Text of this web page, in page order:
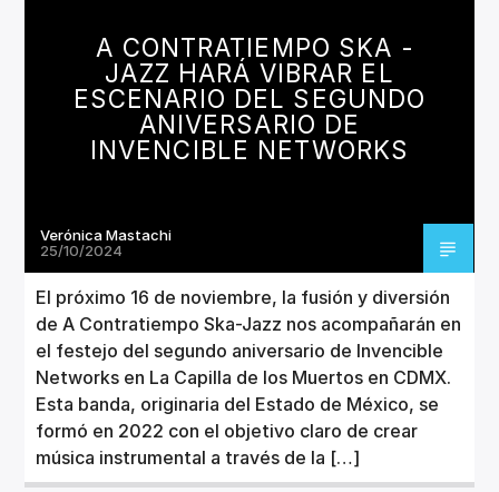
A CONTRATIEMPO SKA -
JAZZ HARÁ VIBRAR EL
ESCENARIO DEL SEGUNDO
ANIVERSARIO DE
INVENCIBLE NETWORKS
Verónica Mastachi
25/10/2024
El próximo 16 de noviembre, la fusión y diversión
de A Contratiempo Ska-Jazz nos acompañarán en
el festejo del segundo aniversario de Invencible
Networks en La Capilla de los Muertos en CDMX.
Esta banda, originaria del Estado de México, se
formó en 2022 con el objetivo claro de crear
música instrumental a través de la […]